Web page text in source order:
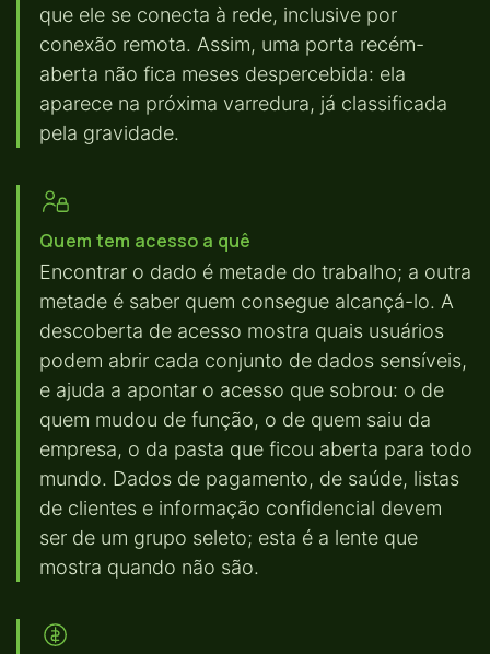
que ele se conecta à rede, inclusive por
conexão remota. Assim, uma porta recém-
aberta não fica meses despercebida: ela
aparece na próxima varredura, já classificada
pela gravidade.
Quem tem acesso a quê
Encontrar o dado é metade do trabalho; a outra
metade é saber quem consegue alcançá-lo. A
descoberta de acesso mostra quais usuários
podem abrir cada conjunto de dados sensíveis,
e ajuda a apontar o acesso que sobrou: o de
quem mudou de função, o de quem saiu da
empresa, o da pasta que ficou aberta para todo
mundo. Dados de pagamento, de saúde, listas
de clientes e informação confidencial devem
ser de um grupo seleto; esta é a lente que
mostra quando não são.